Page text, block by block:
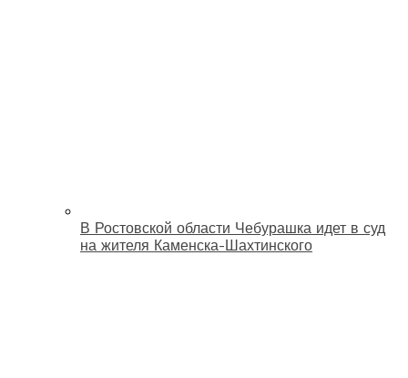
В Ростовской области Чебурашка идет в суд
на жителя Каменска-Шахтинского